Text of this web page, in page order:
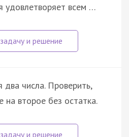
удовлетворяет всем …
числа. Проверить,
на второе без остатка.